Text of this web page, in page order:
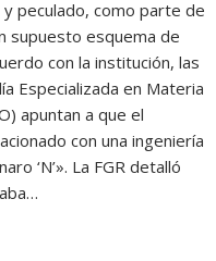
peculado, como parte de
supuesto esquema de
con la institución, las
Especializada en Materia
apuntan a que el
con una ingeniería
‘N’». La FGR detalló